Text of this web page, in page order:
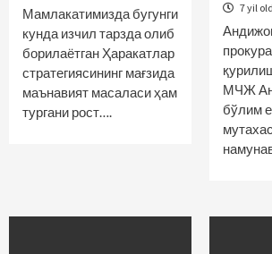
Мамлакатимизда бугунги
кунда изчил тарзда олиб
борилаётган Ҳаракатлар
стратегиясининг мағзида
маънавият масаласи ҳам
тургани рост….
7 yil
МЧЖ
бўлим